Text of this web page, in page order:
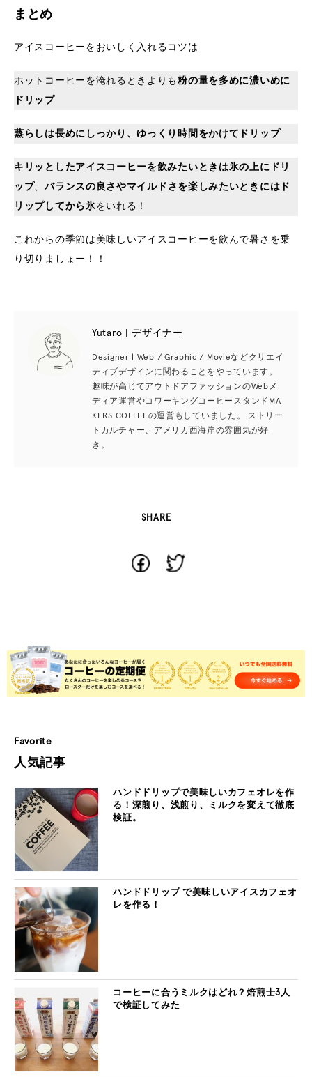
まとめ
アイスコーヒーをおいしく入れるコツは
ホットコーヒーを淹れるときよりも粉の量を多めに濃いめに
ドリップ
蒸らしは長めにしっかり、ゆっくり時間をかけてドリップ
キリッとしたアイスコーヒーを飲みたいときは氷の上にドリ
ップ、バランスの良さやマイルドさを楽しみたいときにはド
リップしてから氷をいれる！
これからの季節は美味しいアイスコーヒーを飲んで暑さを乗
り切りましょー！！
Yutaro | デザイナー
Designer | Web / Graphic / Movieなどクリエイ
ティブデザインに関わることをやっています。
趣味が高じてアウトドアファッションのWebメ
ディア運営やコワーキングコーヒースタンドMA
KERS COFFEEの運営もしていました。 ストリー
トカルチャー、アメリカ西海岸の雰囲気が好
き。
SHARE
Favorite
人気記事
ハンドドリップで美味しいカフェオレを作
る！深煎り、浅煎り、ミルクを変えて徹底
検証。
ハンドドリップ で美味しいアイスカフェオ
レを作る！
コーヒーに合うミルクはどれ？焙煎士3人
で検証してみた